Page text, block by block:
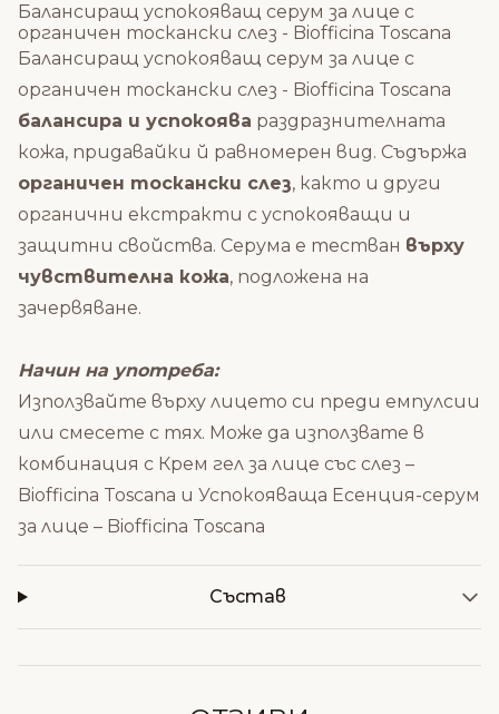
Балансиращ успокояващ серум за лице с
органичен тоскански слез - Biofficina Toscana
Балансиращ успокояващ серум за лице с
органичен тоскански слез - Biofficina Toscana
балансира и успокоява раздразнителната
кожа, придавайки й равномерен вид. Съдържа
органичен тоскански слез, както и други
органични екстракти с успокояващи и
защитни свойства. Серума е тестван върху
чувствителна кожа, подложена на
зачервяване.
Начин на употреба:
Използвайте върху лицето си преди емпулсии
или смесете с тях. Може да използвате в
комбинация с Крем гел за лице със слез –
Biofficina Toscana и Успокояваща Есенция-серум
за лице – Biofficina Toscana
Състав